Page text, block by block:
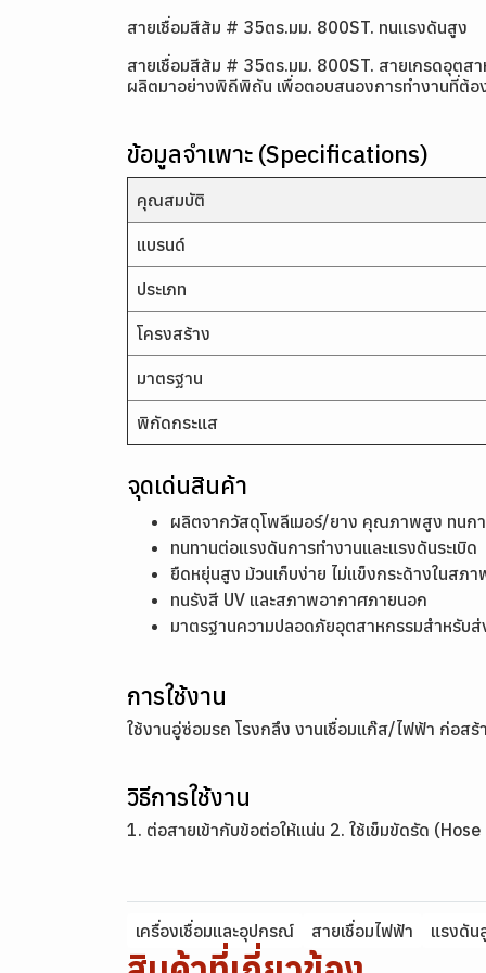
สายเชื่อมสีส้ม # 35ตร.มม. 800ST. ทนแรงดันสูง
สายเชื่อมสีส้ม # 35ตร.มม. 800ST. สายเกรดอุต
ผลิตมาอย่างพิถีพิถัน เพื่อตอบสนองการทำงานที่ต้อ
ข้อมูลจำเพาะ (Specifications)
คุณสมบัติ
แบรนด์
ประเภท
โครงสร้าง
มาตรฐาน
พิกัดกระแส
จุดเด่นสินค้า
ผลิตจากวัสดุโพลีเมอร์/ยาง คุณภาพสูง ทนก
ทนทานต่อแรงดันการทำงานและแรงดันระเบิด
ยืดหยุ่นสูง ม้วนเก็บง่าย ไม่แข็งกระด้างในสภา
ทนรังสี UV และสภาพอากาศภายนอก
มาตรฐานความปลอดภัยอุตสาหกรรมสำหรับ
การใช้งาน
ใช้งานอู่ซ่อมรถ โรงกลึง งานเชื่อมแก๊ส/ไฟฟ้า ก่อสร้
วิธีการใช้งาน
1. ต่อสายเข้ากับข้อต่อให้แน่น 2. ใช้เข็มขัดรัด
เครื่องเชื่อมและอุปกรณ์ สายเชื่อมไฟฟ้า แรงดัน